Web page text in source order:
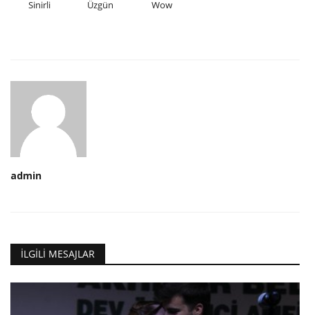
Sinirli Üzgün Wow
admin
İLGILI MESAJLAR